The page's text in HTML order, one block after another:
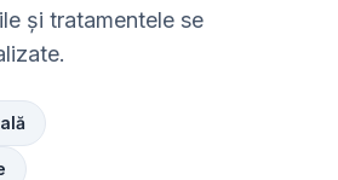
și tratamentele se